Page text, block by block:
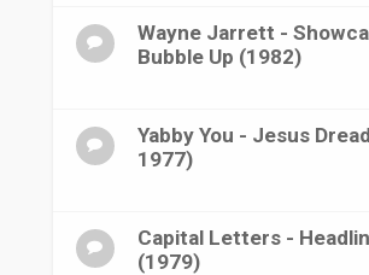
Wayne Jarrett -
Bubble Up (1982)
Yabby You - Jesus
1977)
Capital Letters -
(1979)